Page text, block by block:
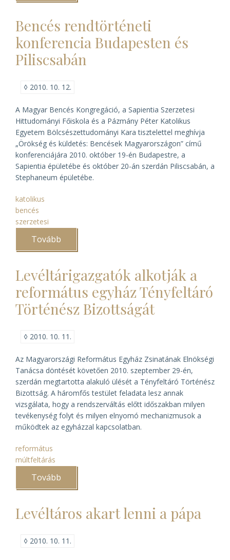
az
gyűjtemények
kezeléséhez)
Bencés rendtörténeti
konferencia Budapesten és
Piliscsabán
◊ 2010. 10. 12.
A Magyar Bencés Kongregáció, a Sapientia Szerzetesi
Hittudományi Főiskola és a Pázmány Péter Katolikus
Egyetem Bölcsészettudományi Kara tisztelettel meghívja
„Örökség és küldetés: Bencések Magyarországon” című
konferenciájára 2010. október 19-én Budapestre, a
Sapientia épületébe és október 20-án szerdán Piliscsabán, a
Stephaneum épületébe.
katolikus
bencés
szerzetesi
Tovább
konferencia
és
Piliscsabán)
Levéltárigazgatók alkotják a
református egyház Tényfeltáró
Történész Bizottságát
◊ 2010. 10. 11.
Az Magyarországi Református Egyház Zsinatának Elnökségi
Tanácsa döntését követően 2010. szeptember 29-én,
szerdán megtartotta alakuló ülését a Tényfeltáró Történész
Bizottság. A háromfős testület feladata lesz annak
vizsgálata, hogy a rendszerváltás előtt időszakban milyen
tevékenység folyt és milyen elnyomó mechanizmusok a
működtek az egyházzal kapcsolatban.
református
múltfeltárás
Tovább
a
egyház
Tényfeltáró
Levéltáros akart lenni a pápa
◊ 2010. 10. 11.